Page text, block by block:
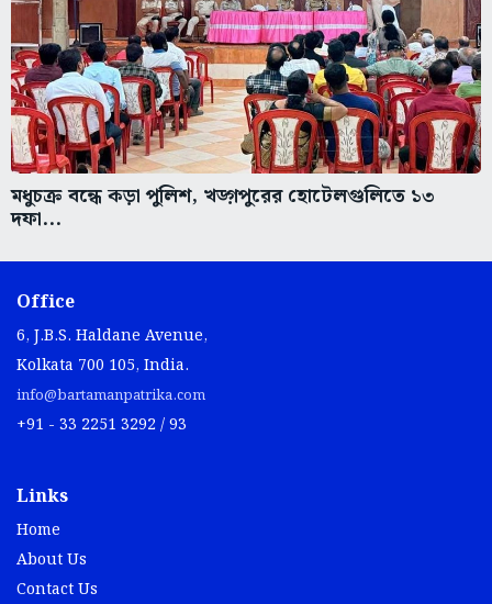
মধুচক্র বন্ধে কড়া পুলিশ, খড়্গপুরের হোটেলগুলিতে ১৩
দফা...
Office
6, J.B.S. Haldane Avenue,
Kolkata 700 105, India.
info@bartamanpatrika.com
+91 - 33 2251 3292 / 93
Links
Home
About Us
Contact Us